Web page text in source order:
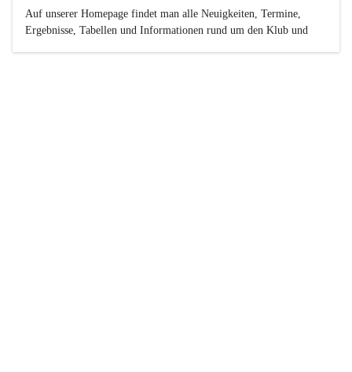
Auf unserer Homepage findet man alle Neuigkeiten, Termine,
Ergebnisse, Tabellen und Informationen rund um den Klub und